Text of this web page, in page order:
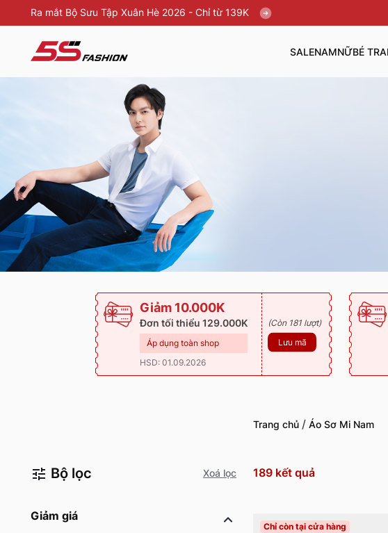
Ra mắt Bộ Sưu Tập Xuân Hè 2026 - Chỉ từ 139K
SALENAMNỮBÉ TRAI
Giảm 10.000K
Đơn tối thiểu 129.000K
Áp dụng toàn shop
HSD: 01.09.2026
(Còn 181 lượt)
Lưu mã
Trang chủ / Áo Sơ Mi Nam
Bộ lọc Xoá lọc
Giảm giá
189 kết quả
Chỉ còn tại cửa hàng